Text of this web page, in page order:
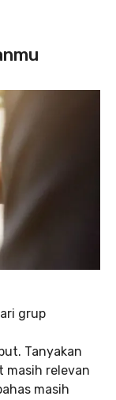
grup
Tanyakan
masih relevan
masih